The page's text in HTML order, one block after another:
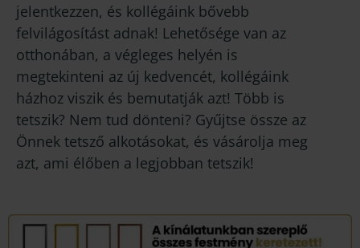
jelentkezzen, és kollégáink bővebb
felvilágosítást adnak! Lehetősége van az
otthonában, a végleges helyén is
megtekinteni az új kedvencét, kollégáink
házhoz viszik és bemutatják azt! Több is
tetszik? Nem tud dönteni? Gyűjtse össze az
Önnek tetsző alkotásokat, és vásárolja meg
azt, ami élőben a legjobban tetszik!